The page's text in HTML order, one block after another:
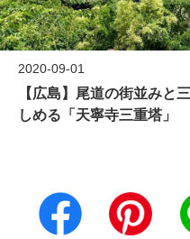
2020-09-01
【広島】尾道の街並みと
しめる「天寧寺三重塔」